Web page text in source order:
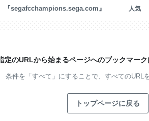
『segafcchampions.sega.com』 人気
定のURLから始まるページへのブックマー
条件を「すべて」にすることで、 すべてのURL
トップページに戻る